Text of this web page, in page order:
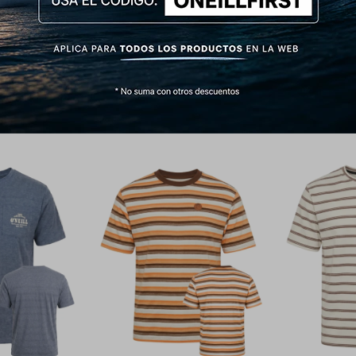
Productos que te pueden interesar